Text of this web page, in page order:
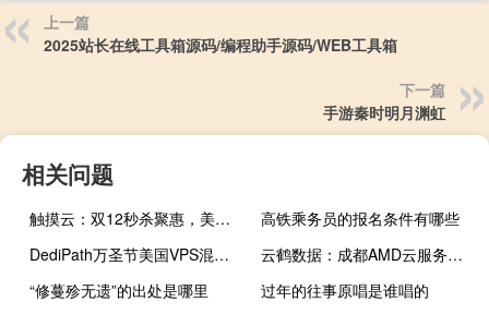
上一篇
2025站长在线工具箱源码/编程助手源码/WEB工具箱
下一篇
手游秦时明月渊虹
相关问题
触摸云：双12秒杀聚惠，美国高防云(国际1T、国内300G防御）月付35元起，30Mbps带宽，三网AS9929回程
高铁乘务员的报名条件有哪些
DediPath万圣节美国VPS混合服务器六五折：2.27美元/月，独服39美元/月，支持支付宝
云鹤数据：成都AMD云服务器50元起，物理机低至300元，香港CN2云服务器、美国500M大带宽低至18元
“修蔓殄无遗”的出处是哪里
过年的往事原唱是谁唱的